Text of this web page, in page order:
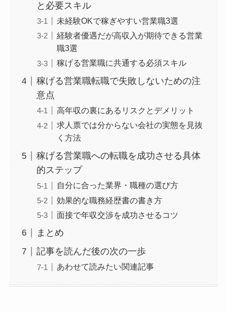
と必要スキル
未経験OKで稼ぎやすい営業職3選
経験者優遇だが高収入が期待できる営業
職3選
稼げる営業職に共通する必須スキル
稼げる営業職転職で失敗しないための注
意点
高年収の裏にあるリスクとデメリット
求人票では分からない会社の実態を見抜
く方法
稼げる営業職への転職を成功させる具体
的ステップ
自分に合った業界・職種の選び方
効果的な職務経歴書の書き方
面接で年収交渉を成功させるコツ
まとめ
記事を読んだ後の次の一歩
あわせて読みたい関連記事